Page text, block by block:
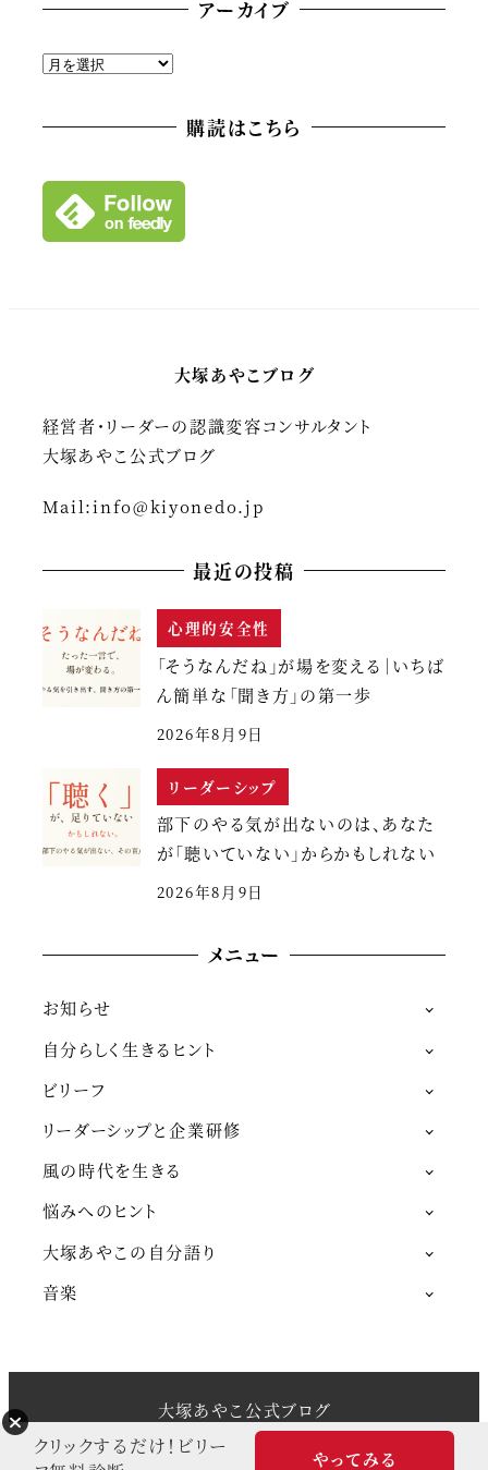
アーカイブ
ア
カ
ブ
購読はこちら
大塚あやこブログ
経営者・リーダーの認識変容コンサルタント
大塚あやこ公式ブログ
Mail:info@kiyonedo.jp
最近の投稿
心理的安全性
「そうなんだね」が場を変える｜いちば
ん簡単な「聞き方」の第一歩
2026年8月9日
リーダーシップ
部下のやる気が出ないのは、あなた
が「聴いていない」からかもしれない
2026年8月9日
メニュー
お知らせ
自分らしく生きるヒント
ビリーフ
リーダーシップと企業研修
風の時代を生きる
悩みへのヒント
大塚あやこの自分語り
音楽
大塚あやこ公式ブログ
Snow Monkey theme byモンキーレンチ
クリックするだけ！ビリー
やってみる